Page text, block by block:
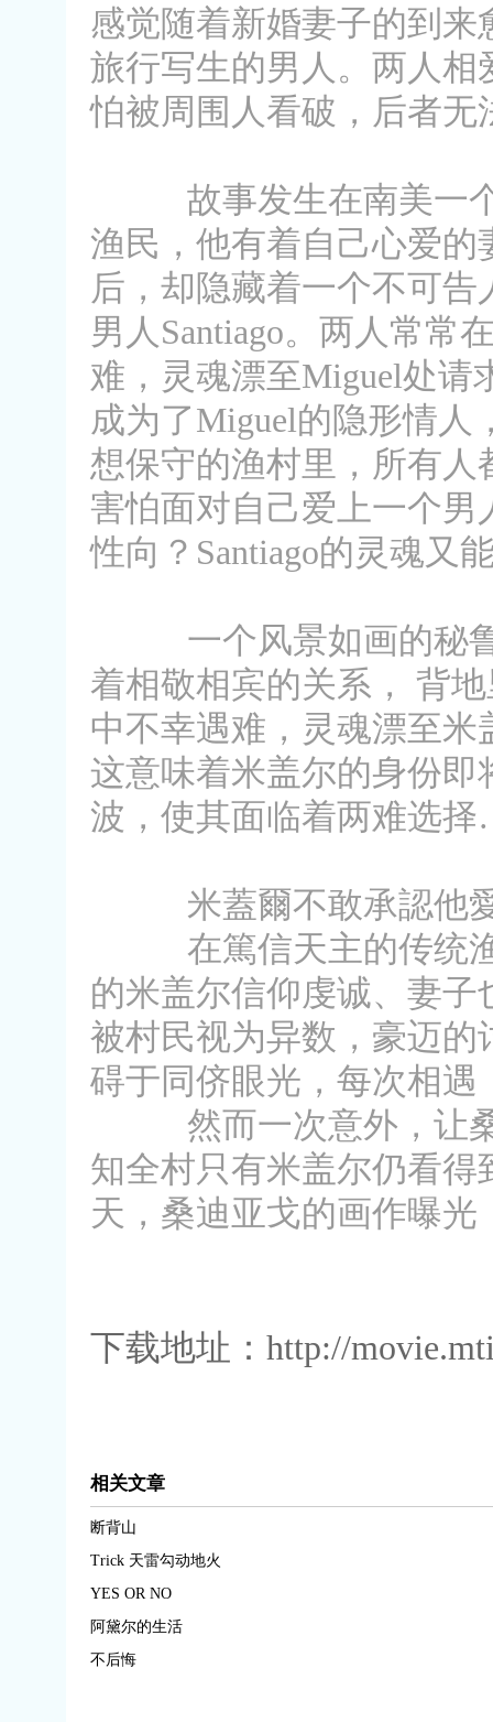
感觉随着新婚妻子的到来
旅行写生的男人。两人
怕被周围人看破，后者无
故事发生在南美一个
渔民，他有着自己心爱
后，却隐藏着一个不可
男人Santiago。两人常常
难，灵魂漂至Miguel处请
成为了Miguel的隐形情人
想保守的渔村里，所有人
害怕面对自己爱上一个
性向？Santiago的灵魂又
一个风景如画的秘鲁
着相敬相宾的关系， 背
中不幸遇难，灵魂漂至
这意味着米盖尔的身份
波，使其面临着两难选
米蓋爾不敢承認他
在篤信天主的传统渔
的米盖尔信仰虔诚、妻
被村民视为异数，豪迈
碍于同侪眼光，每次相
然而一次意外，让桑
知全村只有米盖尔仍看
天，桑迪亚戈的画作曝
下载地址：http://
相关文章
断背山
Trick 天雷勾动地火
YES OR NO
阿黛尔的生活
不后悔